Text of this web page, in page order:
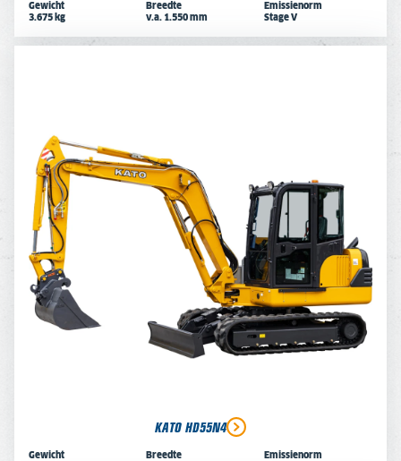
Gewicht
3.675 kg
Breedte
v.a. 1.550 mm
Emissienorm
Stage V
KATO HD55N4
Gewicht
Breedte
Emissienorm